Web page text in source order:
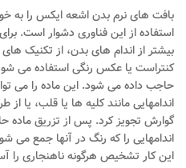
بافت های نرم بدن اشعه ایکس را به
استفاده از این فناوری دشوار است.
بیشتر از اندام های بدن، از تکنیک
کنتراست یا عکس رنگی استفاده می
حاجب داده می شود. این ماده را می
اندامهایی مانند کلیه ها یا قلب، یا
گوارش تجویز کرد. پس از تزریق ماده
اندامهایی را که رنگ در آنها جمع می
این کار تشخیص هرگونه ناهنجاری را